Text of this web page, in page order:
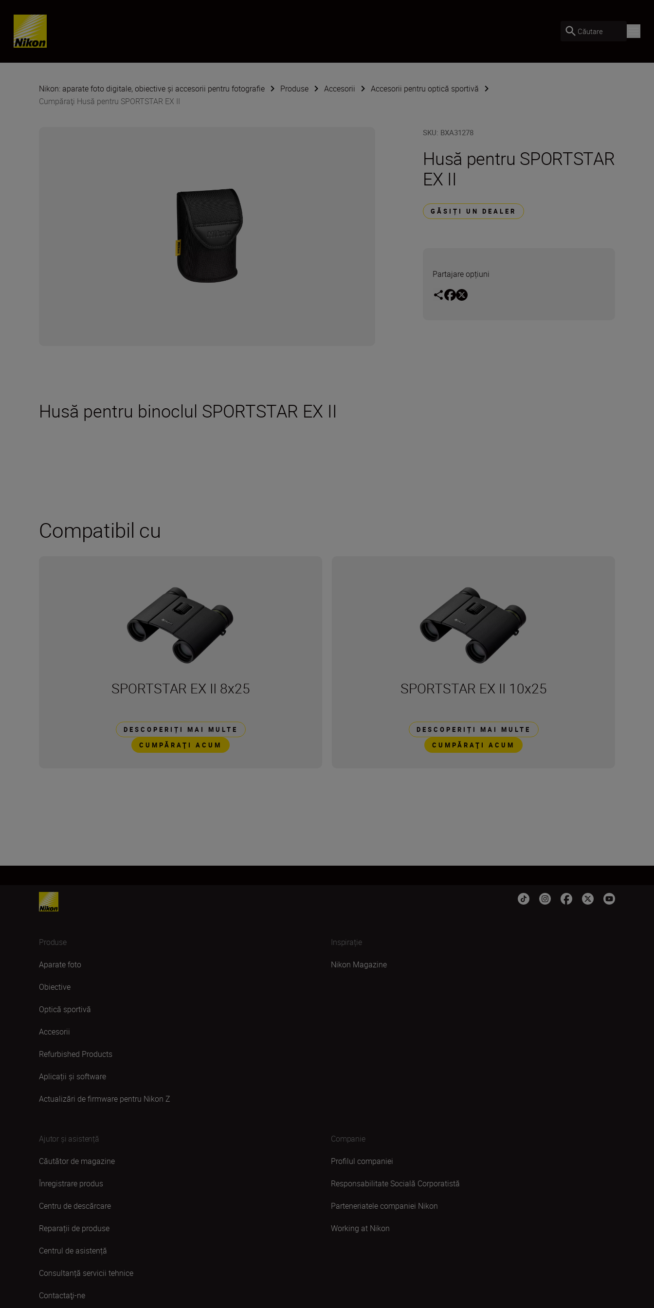
Skip content
Căutare
Nikon: aparate foto digitale, obiective și accesorii pentru fotografie Produse Accesorii
Accesorii pentru optică sportivă
Cumpăraţi Husă pentru SPORTSTAR EX II
SKU: BXA31278
Husă pentru SPORTSTAR
EX II
GĂSIȚI UN DEALER
Partajare opțiuni
Husă pentru binoclul SPORTSTAR EX II
Compatibil cu
SPORTSTAR EX II 8x25
DESCOPERIȚI MAI MULTE
CUMPĂRAŢI ACUM
SPORTSTAR EX II 10x25
DESCOPERIȚI MAI MULTE
CUMPĂRAŢI ACUM
Produse
Aparate foto
Obiective
Optică sportivă
Accesorii
Refurbished Products
Aplicații și software
Actualizări de firmware pentru Nikon Z
Inspirație
Nikon Magazine
Ajutor și asistență
Căutător de magazine
Înregistrare produs
Centru de descărcare
Reparații de produse
Centrul de asistență
Consultanță servicii tehnice
Contactaţi-ne
Companie
Profilul companiei
Responsabilitate Socială Corporatistă
Parteneriatele companiei Nikon
Working at Nikon